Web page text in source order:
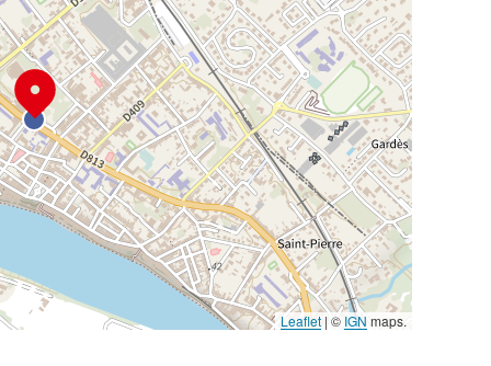
Leaflet | © IGN maps.